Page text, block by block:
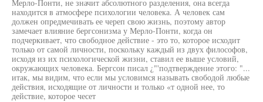
Мерло-Понти, не значит абсолютного разделения, она всегда
находится в атмосфере психологии человека. А человек сам
должен опредмечивать ее череп свою жизнь, поэтому автор
замечает влияние бергсонизма у Мерло-Понти, когда он
подчеркивает, что свободное действие - это то, которое исходит
только от самой личности, поскольку каждый из двух философов,
исходя из их психологической жизни, ставил ее выше условий,
окружающих человека. Бергсон писал ¿"'подтверждение этого: "...
итак, мы видим, что если мы условимся называть свободой любые
действия, исходящие от личности и только «т одной нее, то
действие, которое чесет